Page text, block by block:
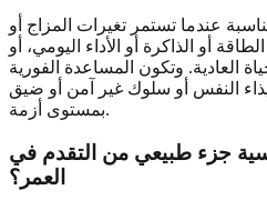
عندما تستمر تغيرات المزاج أو
أو الذاكرة أو الأداء اليومي، أو
العادية. وتكون المساعدة الفورية
النفس أو سلوك غير آمن أو ضيق
بمستوى أزمة.
جزء طبيعي من التقدم في
العمر؟